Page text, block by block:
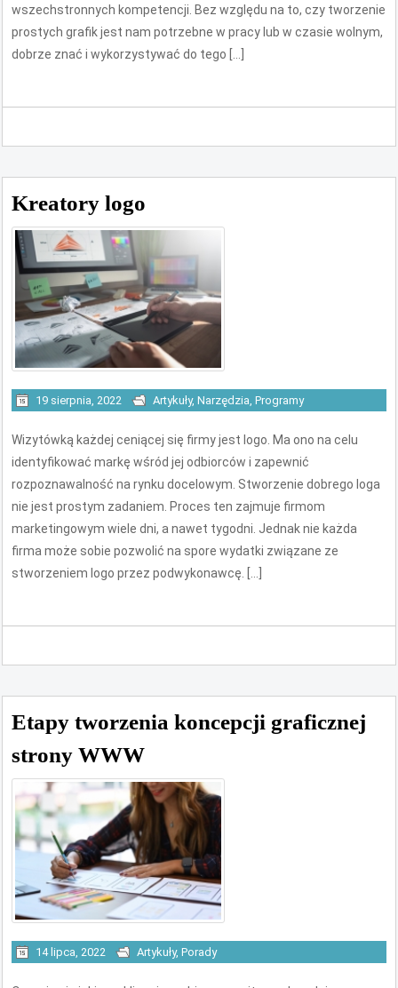
wszechstronnych kompetencji. Bez względu na to, czy tworzenie
prostych grafik jest nam potrzebne w pracy lub w czasie wolnym,
dobrze znać i wykorzystywać do tego […]
Kreatory logo
19 sierpnia, 2022 Artykuły,Narzędzia,Programy
Wizytówką każdej ceniącej się firmy jest logo. Ma ono na celu
identyfikować markę wśród jej odbiorców i zapewnić
rozpoznawalność na rynku docelowym. Stworzenie dobrego loga
nie jest prostym zadaniem. Proces ten zajmuje firmom
marketingowym wiele dni, a nawet tygodni. Jednak nie każda
firma może sobie pozwolić na spore wydatki związane ze
stworzeniem logo przez podwykonawcę. […]
Etapy tworzenia koncepcji graficznej
strony WWW
14 lipca, 2022 Artykuły,Porady